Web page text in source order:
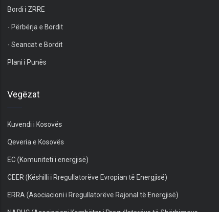
Bordi i ZRRE
- Përbërja e Bordit
- Seancat e Bordit
Plani i Punës
Vegëzat
Kuvendi i Kosovës
Qeveria e Kosovës
EC (Komuniteti i energjisë)
CEER (Këshilli i Rregullatorëve Evropian të Energjisë)
ERRA (Asociacioni i Rregullatorëve Rajonal të Energjisë)